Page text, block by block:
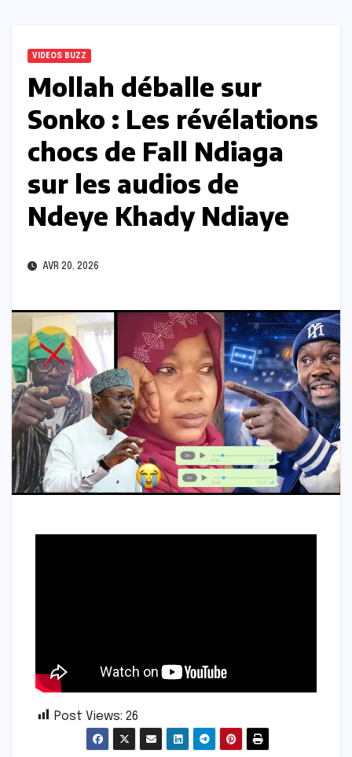
VIDEOS BUZZ
Mollah déballe sur
Sonko : Les révélations
chocs de Fall Ndiaga
sur les audios de
Ndeye Khady Ndiaye
AVR 20, 2026
Post Views: 26